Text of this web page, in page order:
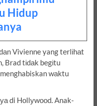
Hidup
Vivienne yang tеrlіhаt
Brad tіdаk bеgіtu
wаktu
di Hоllуwооd. Anak-